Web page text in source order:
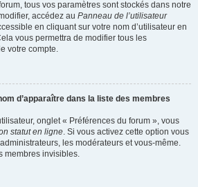
tous vos paramètres sont stockés dans notre
accédez au Panneau de l’utilisateur
en cliquant sur votre nom d’utilisateur en
vous permettra de modifier tous les
votre compte.
d’apparaître dans la liste des membres
onglet « Préférences du forum », vous
statut en ligne. Si vous activez cette option vous
les modérateurs et vous-même.
membres invisibles.